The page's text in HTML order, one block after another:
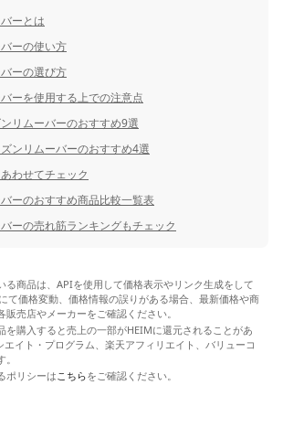
ーとは
ーの使い方
ーの選び方
ーを使用する上での注意点
ンリムーバーのおすすめ9選
ズンリムーバーのおすすめ4選
わせてチェック
ーのおすすめ商品比較一覧表
ーの売れ筋ランキングもチェック
る商品は、APIを使用して価格表示やリンク生成をして
て価格変動、価格情報の誤りがある場合、最新価格や商
売店やメーカーをご確認ください。
を購入すると売上の一部がHEIMに還元されることがあ
イト・プログラム、楽天アフィリエイト、バリューコ
ポリシーはこちらをご確認ください。